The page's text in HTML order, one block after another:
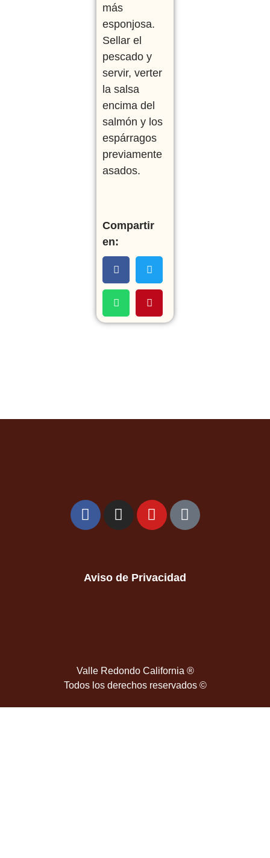
más
esponjosa.
Sellar el
pescado y
servir, verter
la salsa
encima del
salmón y los
espárragos
previamente
asados.
Compartir
en:
Aviso de Privacidad
Valle Redondo California ®
Todos los derechos reservados ©